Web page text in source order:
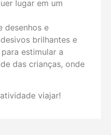
lugar em um
desenhos e
brilhantes e
estimular a
das crianças, onde
viajar!